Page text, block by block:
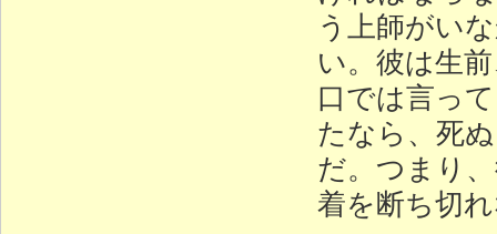
う上師がい
い。彼は生
口では言っ
たなら、死
だ。つまり
着を断ち切